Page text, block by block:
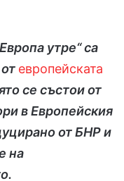
утре“ са
европейската
се състои от
в Европейския
от БНР и
на